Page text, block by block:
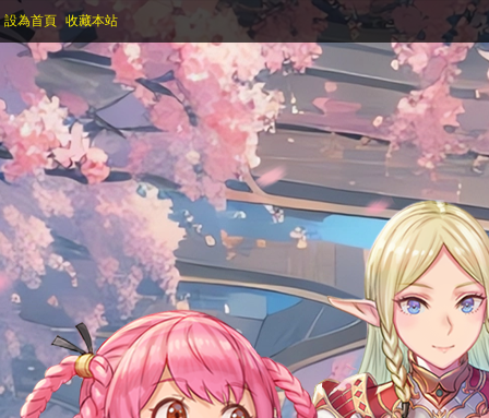
設為首頁 收藏本站